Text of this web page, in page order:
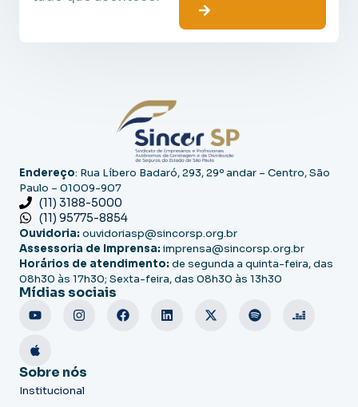
Endereço: Rua Líbero Badaró, 293, 29º andar – Centro, São
Paulo – 01009-907
(11) 3188-5000
(11) 95775-8854
Ouvidoria: ouvidoriasp@sincorsp.org.br
Assessoria de Imprensa: imprensa@sincorsp.org.br
Horários de atendimento: de segunda a quinta-feira, das
08h30 às 17h30; Sexta-feira, das 08h30 às 13h30
Mídias sociais
Sobre nós
Institucional